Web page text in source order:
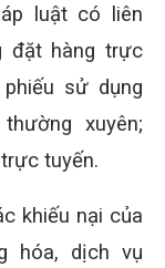
luật có liên
đặt hàng trực
sử dụng
xuyên;
tuyến.
khiếu nại của
hóa, dịch vụ